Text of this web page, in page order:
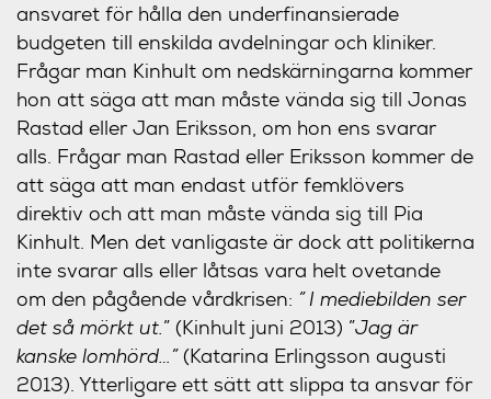
ansvaret för hålla den underfinansierade
budgeten till enskilda avdelningar och kliniker.
Frågar man Kinhult om nedskärningarna kommer
hon att säga att man måste vända sig till Jonas
Rastad eller Jan Eriksson, om hon ens svarar
alls. Frågar man Rastad eller Eriksson kommer de
att säga att man endast utför femklövers
direktiv och att man måste vända sig till Pia
Kinhult. Men det vanligaste är dock att politikerna
inte svarar alls eller låtsas vara helt ovetande
om den pågående vårdkrisen: ”I mediebilden ser
det så mörkt ut.” (Kinhult juni 2013) ”Jag är
kanske lomhörd…”(Katarina Erlingsson augusti
2013). Ytterligare ett sätt att slippa ta ansvar för